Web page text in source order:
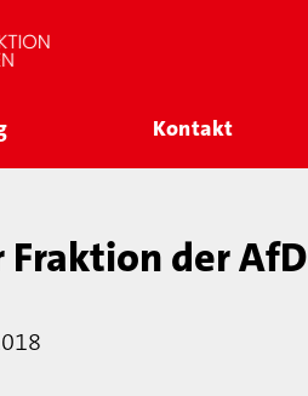
Kontakt
Fraktion der AfD